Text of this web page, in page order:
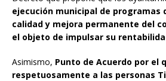
ejecución municipal de programas
calidad y mejora permanente del
el objeto de impulsar su
Asimismo, Punto de Acuerdo por el
respetuosamente a las personas